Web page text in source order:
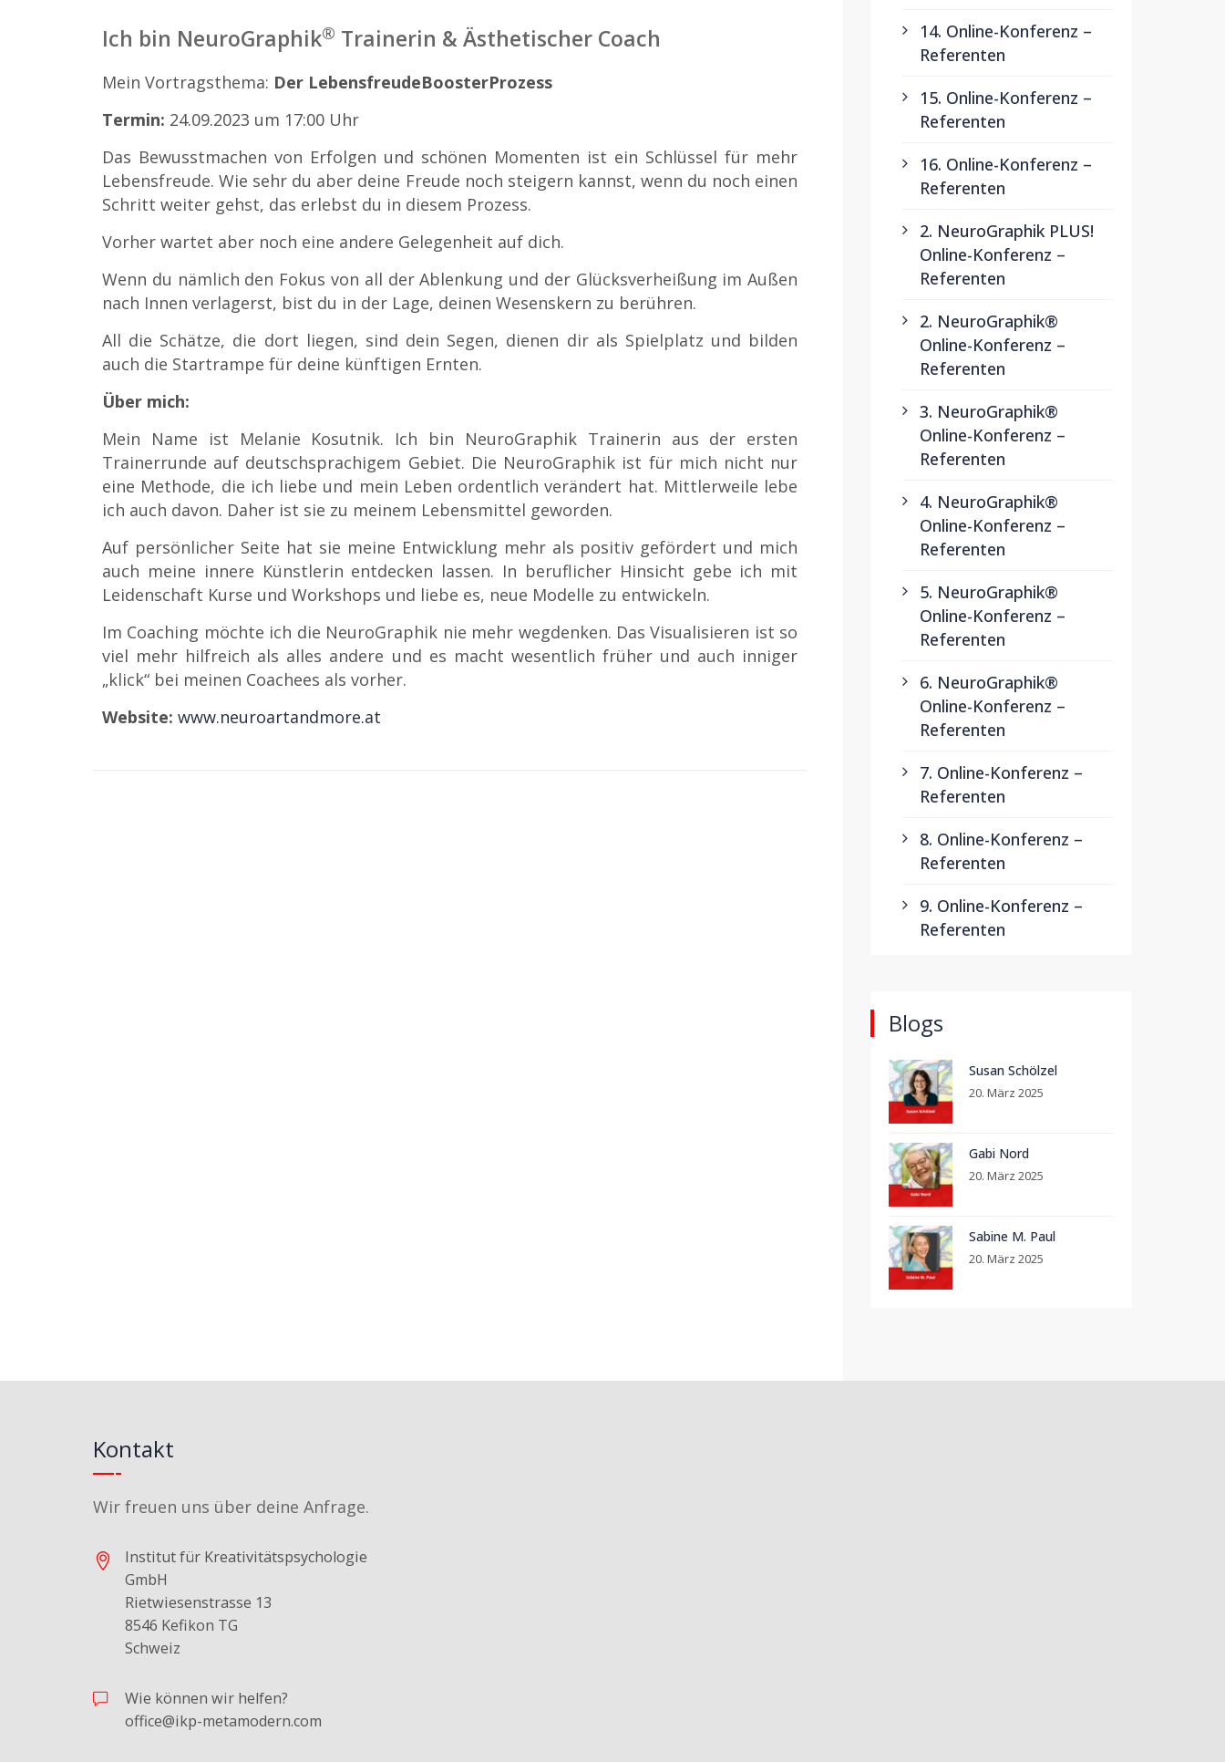
Ich bin NeuroGraphik® Trainerin & Ästhetischer Coach
Mein Vortragsthema: Der LebensfreudeBoosterProzess
Termin: 24.09.2023 um 17:00 Uhr
Das Bewusstmachen von Erfolgen und schönen Momenten ist ein Schlüssel für mehr
Lebensfreude. Wie sehr du aber deine Freude noch steigern kannst, wenn du noch einen
Schritt weiter gehst, das erlebst du in diesem Prozess.
Vorher wartet aber noch eine andere Gelegenheit auf dich.
Wenn du nämlich den Fokus von all der Ablenkung und der Glücksverheißung im Außen
nach Innen verlagerst, bist du in der Lage, deinen Wesenskern zu berühren.
All die Schätze, die dort liegen, sind dein Segen, dienen dir als Spielplatz und bilden
auch die Startrampe für deine künftigen Ernten.
Über mich:
Mein Name ist Melanie Kosutnik. Ich bin NeuroGraphik Trainerin aus der ersten
Trainerrunde auf deutschsprachigem Gebiet. Die NeuroGraphik ist für mich nicht nur
eine Methode, die ich liebe und mein Leben ordentlich verändert hat. Mittlerweile lebe
ich auch davon. Daher ist sie zu meinem Lebensmittel geworden.
Auf persönlicher Seite hat sie meine Entwicklung mehr als positiv gefördert und mich
auch meine innere Künstlerin entdecken lassen. In beruflicher Hinsicht gebe ich mit
Leidenschaft Kurse und Workshops und liebe es, neue Modelle zu entwickeln.
Im Coaching möchte ich die NeuroGraphik nie mehr wegdenken. Das Visualisieren ist so
viel mehr hilfreich als alles andere und es macht wesentlich früher und auch inniger
„klick“ bei meinen Coachees als vorher.
Website: www.neuroartandmore.at
14. Online-Konferenz –
Referenten
15. Online-Konferenz –
Referenten
16. Online-Konferenz –
Referenten
2. NeuroGraphik PLUS!
Online-Konferenz –
Referenten
2. NeuroGraphik®
Online-Konferenz –
Referenten
3. NeuroGraphik®
Online-Konferenz –
Referenten
4. NeuroGraphik®
Online-Konferenz –
Referenten
5. NeuroGraphik®
Online-Konferenz –
Referenten
6. NeuroGraphik®
Online-Konferenz –
Referenten
7. Online-Konferenz –
Referenten
8. Online-Konferenz –
Referenten
9. Online-Konferenz –
Referenten
Blogs
Susan Schölzel
20. März 2025
Gabi Nord
20. März 2025
Sabine M. Paul
20. März 2025
Kontakt
Wir freuen uns über deine Anfrage.
Institut für Kreativitätspsychologie
GmbH
Rietwiesenstrasse 13
8546 Kefikon TG
Schweiz
Wie können wir helfen?
office@ikp-metamodern.com